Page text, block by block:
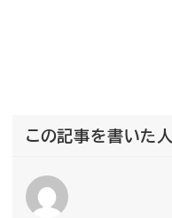
この記事を書いた人